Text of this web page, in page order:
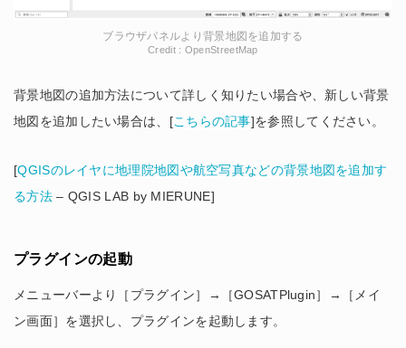
ブラウザパネルより背景地図を追加する
Credit : OpenStreetMap
背景地図の追加方法について詳しく知りたい場合や、新しい背景
地図を追加したい場合は、[こちらの記事]を参照してください。
[QGISのレイヤに地理院地図や航空写真などの背景地図を追加す
る方法– QGIS LAB by MIERUNE]
プラグインの起動
メニューバーより［プラグイン］→［GOSATPlugin］→［メイ
ン画面］を選択し、プラグインを起動します。